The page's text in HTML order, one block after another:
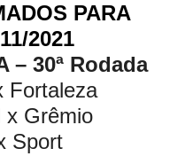
PARA
2021
– 30ª Rodada
Fortaleza
x Grêmio
Sport